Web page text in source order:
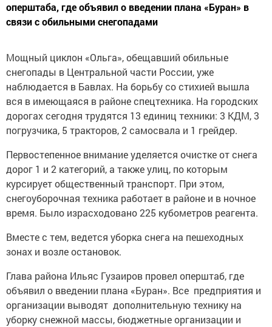
оперштаба, где объявил о введении плана «Буран» в
связи с обильными снегопадами
Мощный циклон «Ольга», обещавший обильные
снегопады в Центральной части России, уже
наблюдается в Бавлах. На борьбу со стихией вышла
вся в имеющаяся в районе спецтехника. На городских
дорогах сегодня трудятся 13 единиц техники: 3 КДМ, 3
погрузчика, 5 тракторов, 2 самосвала и 1 грейдер.
Первостепенное внимание уделяется очистке от снега
дорог 1 и 2 категорий, а также улиц, по которым
курсирует общественный транспорт. При этом,
снегоуборочная техника работает в районе и в ночное
время. Было израсходовано 225 кубометров реагента.
Вместе с тем, ведется уборка снега на пешеходных
зонах и возле остановок.
Глава района Ильяс Гузаиров провел оперштаб, где
объявил о введении плана «Буран». Все предприятия и
организации выводят дополнительную технику на
уборку снежной массы, бюджетные организации и